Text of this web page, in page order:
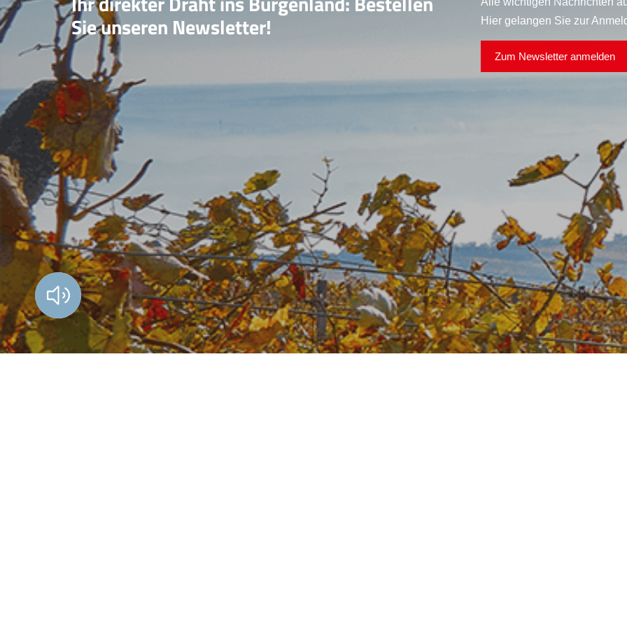
Vorlesen?
Sie unseren Newsletter!
Hier gelangen Sie zur
Zum Newsletter anmelden